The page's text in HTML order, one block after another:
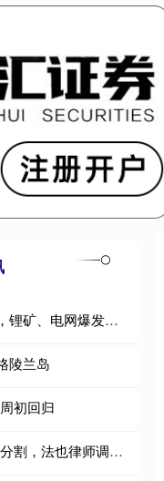
股融通 A股三大股指震荡收涨，锂矿、电网爆发，科创50跌近4%，半导体产业链齐跌，恒指涨超1%，科网股普涨
陵兰岛
初回归
易宝配资 多处房产及存款成功分割，法也律师调解助顺利离婚